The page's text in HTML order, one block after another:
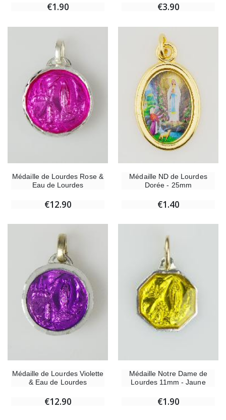
€1.90 €3.90
Médaille de Lourdes Rose &
Eau de Lourdes
€12.90
Médaille ND de Lourdes
Dorée - 25mm
€1.40
Médaille de Lourdes Violette
& Eau de Lourdes
€12.90
Médaille Notre Dame de
Lourdes 11mm - Jaune
€1.90